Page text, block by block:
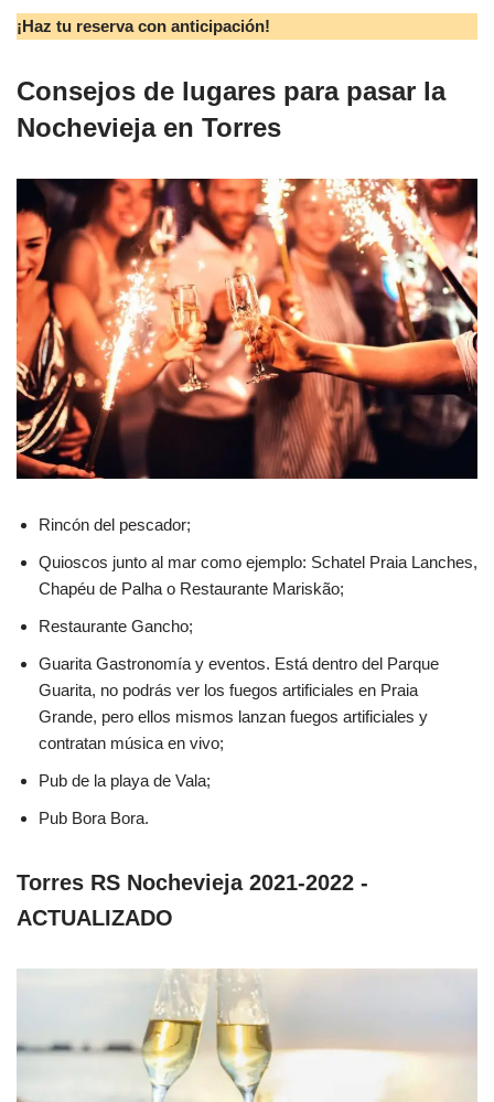
¡Haz tu reserva con anticipación!
Consejos de lugares para pasar la
Nochevieja en Torres
Rincón del pescador;
Quioscos junto al mar como ejemplo: Schatel Praia Lanches,
Chapéu de Palha o Restaurante Mariskão;
Restaurante Gancho;
Guarita Gastronomía y eventos. Está dentro del Parque
Guarita, no podrás ver los fuegos artificiales en Praia
Grande, pero ellos mismos lanzan fuegos artificiales y
contratan música en vivo;
Pub de la playa de Vala;
Pub Bora Bora.
Torres RS Nochevieja 2021-2022 -
ACTUALIZADO